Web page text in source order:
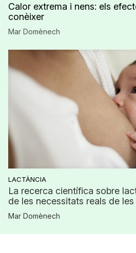
Calor extrema i nens: els
conèixer
Mar Domènech
LACTÀNCIA
La recerca científica sobre
de les necessitats reals de les
Mar Domènech